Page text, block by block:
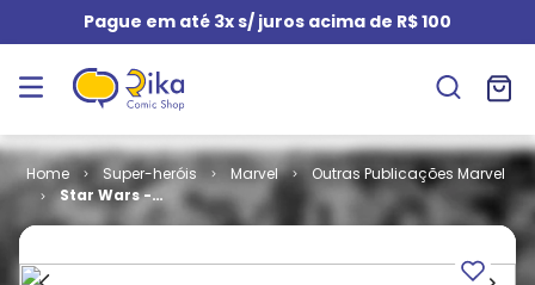
Pague em até 3x s/ juros acima de R$ 100
Super-heróis Marvel
Outras Publicações Marvel
Star Wars -
Legends # 1 -
1977-1981